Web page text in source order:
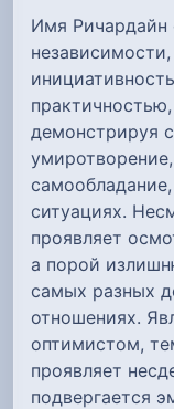
Имя Ричардайн
демонстрируя
ситуациях.
проявляет
а порой
самых разных
отношениях.
оптимистом,
проявляет
подвергается